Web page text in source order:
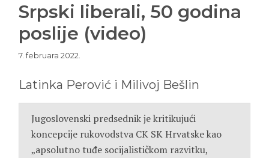
Srpski liberali, 50 godina
poslije (video)
7. februara 2022.
Latinka Perović i Milivoj Bešlin
Jugoslovenski predsednik je kritikujući
koncepcije rukovodstva CK SK Hrvatske kao
„apsolutno tuđe socijalističkom razvitku,